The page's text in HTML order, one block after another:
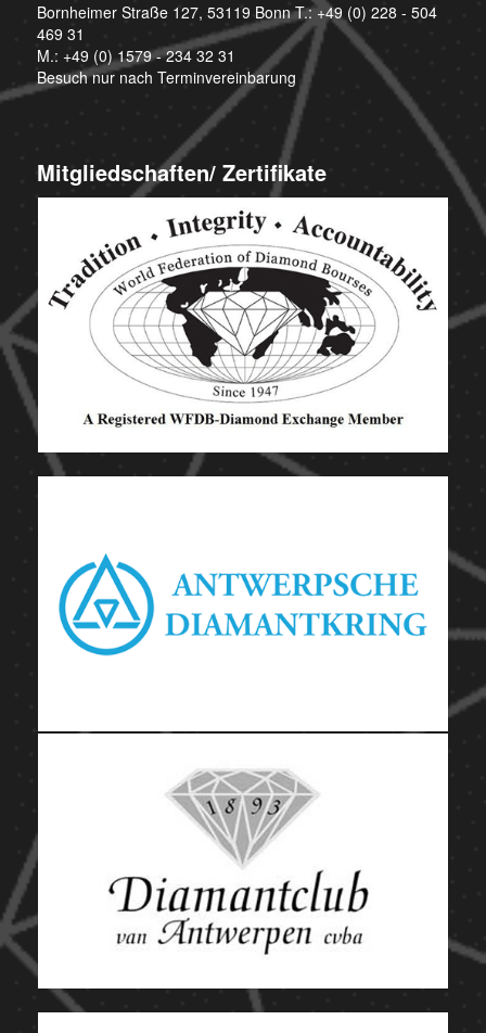
Bornheimer Straße 127, 53119 Bonn T.:+49 (0) 228 - 504
469 31
M.: +49 (0) 1579 - 234 32 31
Besuch nur nach Terminvereinbarung
Mitgliedschaften/ Zertifikate